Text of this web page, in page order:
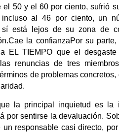
el 50 y el 60 por ciento, sufrió
al 46 por ciento, un
sí está lejos de su zona de
Cae la confianzaPor su
EL TIEMPO que el
renuncias de tres
de problemas
la principal inquietud es la
por sentirse la devaluación.
un responsable casi directo,